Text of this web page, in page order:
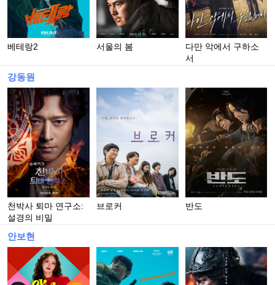
베테랑2 서울의 봄
다만 악에서 구하소
서
강동원
천박사 퇴마 연구소:
설경의 비밀
브로커 반도
안보현